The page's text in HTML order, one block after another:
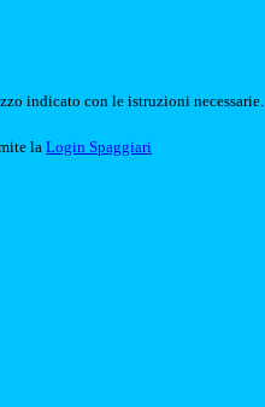
indicato con le istruzioni necessarie.
la Login Spaggiari